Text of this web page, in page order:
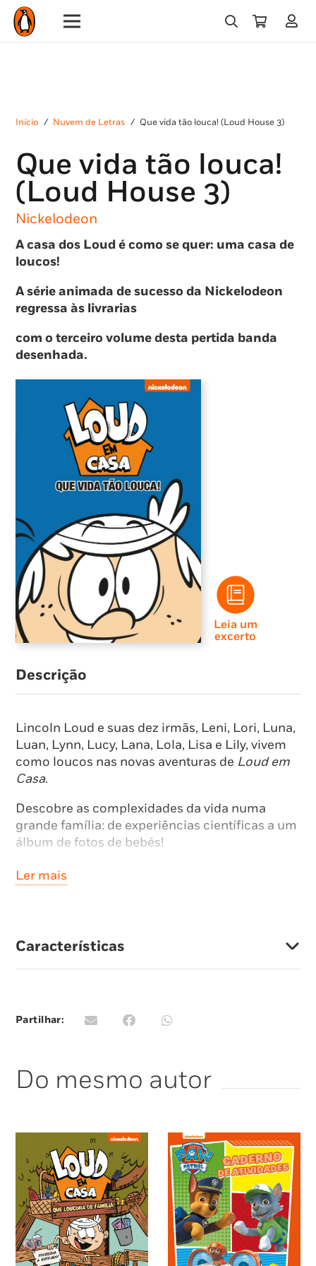
Início / Nuvem de Letras / Que vida tão louca! (Loud House 3)
Que vida tão louca!
(Loud House 3)
Nickelodeon
A casa dos Loud é como se quer: uma casa de
loucos!
A série animada de sucesso da Nickelodeon
regressa às livrarias
com o terceiro volume desta pertida banda
desenhada.
Leia um
excerto
Descrição
Lincoln Loud e suas dez irmãs, Leni, Lori, Luna,
Luan, Lynn, Lucy, Lana, Lola, Lisa e Lily, vivem
como loucos nas novas aventuras de Loud em
Casa.
Descobre as complexidades da vida numa
grande família: de experiências científicas a um
álbum de fotos de bebés!
Mas isso não é tudo … Desde que se mudaram
para a cidade grande (e longe da família Loud e
Agora vivem “uma vida louca”, ajudando no
Ler mais
Características
Partilhar:
Do mesmo autor